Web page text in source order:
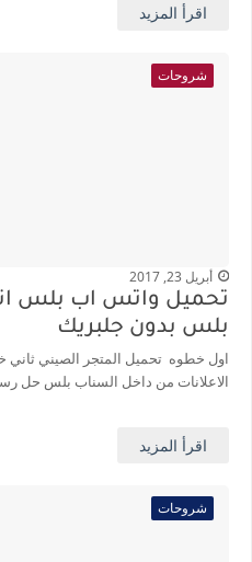
اقرأ المزيد
شروحات
أبريل 23, 2017
تحميل واتس اب بلس
بلس بدون جلبريك
اول خطوه تحميل المتجر الصيني
الاعلانات من داخل السناب بلس حل
اقرأ المزيد
شروحات